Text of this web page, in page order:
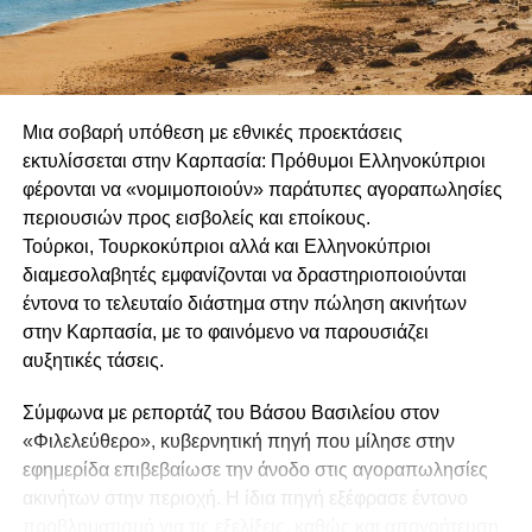
Ένωσης για το Κυπριακό, αλλά αναφέρονται και στην
ουσία του προβλήματος», ανέφερε.
«Η κοινή αυτή επιστολή, σε συνδυασμό με τα
Απριλίου 2024, στα οποία καταγράφεται η σαφής
σύνδεση των ευρωτουρκικών σχέσεων με την πρόοδο
στο Κυπριακό, ενισχύουν τη διπλωματική και πολιτική μας
φαρέτρα και καθιστούν σαφές προς κάθε κατεύθυνση ότι
το Κυπριακό αποτελεί και ευρωπαϊκό ζήτημα», πρόσθεσε.
«Τα δεδομένα παραμένουν δύσκολα και οι προκλήσεις
είναι πολλές, όμως, όπως όλοι γνωρίζετε, το Κυπριακό
ποτέ δεν υπήρξε εύκολη υπόθεση», συνέχισε, τονίζοντας
ενισχύει τη μεγάλη μας προσπάθεια για τον τερματισμό
της κατοχής και την επανένωση της Κύπρου, για τη
μετεξέλιξη της Κυπριακής Δημοκρατίας σε ένα σύγχρονο
Μια σοβαρή υπόθεση με εθνικές προεκτάσεις
εκτυλίσσεται στην Καρπασία: Πρόθυμοι Ελληνοκύπριοι
φέρονται να «νομιμοποιούν» παράτυπες αγοραπωλησίες
περιουσιών προς εισβολείς και εποίκους.
Τούρκοι, Τουρκοκύπριοι αλλά και Ελληνοκύπριοι
διαμεσολαβητές εμφανίζονται να δραστηριοποιούνται
έντονα το τελευταίο διάστημα στην πώληση ακινήτων
στην Καρπασία, με το φαινόμενο να παρουσιάζει
αυξητικές τάσεις.
Σύμφωνα με ρεπορτάζ του Βάσου Βασιλείου στον
«Φιλελεύθερο», κυβερνητική πηγή που μίλησε στην
εφημερίδα επιβεβαίωσε την άνοδο στις αγοραπωλησίες
ακινήτων στην περιοχή. Η ίδια πηγή εξέφρασε έντονο